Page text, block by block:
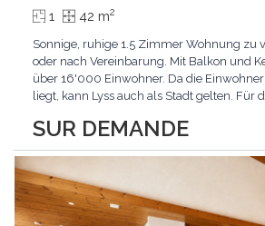
SUR DEMANDE
1 42 m2
Sonnige, ruhige 1.5 Zimmer Wohnung zu
oder nach Vereinbarung. Mit Balkon und
über 16'000 Einwohner. Da die
liegt, kann Lyss auch als Stadt gelten. Für
erhalten. Das sich rasch entwickelnde
heute viel vom seeländisch-dörflichen...